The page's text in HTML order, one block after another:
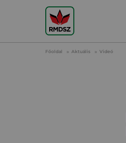
Főoldal Aktuális Videó